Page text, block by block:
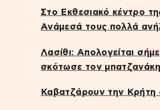
Στο Εκθεσιακό κέντρο
Ανάμεσά τους πολλά
Λασίθι: Απολογείται
σκότωσε τον
Καβατζάρουν την Κρήτη